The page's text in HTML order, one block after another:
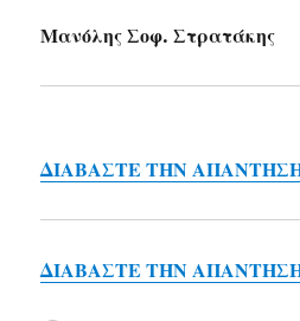
Μανόλης Σοφ. Στρατάκης
ΔΙΑΒΑΣΤΕ ΤΗΝ
ΔΙΑΒΑΣΤΕ ΤΗΝ